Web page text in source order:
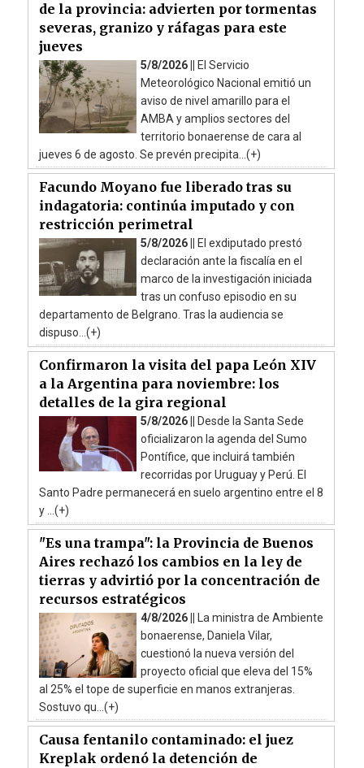
de la provincia: advierten por tormentas
severas, granizo y ráfagas para este
jueves
5/8/2026 ||
El Servicio
Meteorológico Nacional emitió un
aviso de nivel amarillo para el
AMBA y amplios sectores del
territorio bonaerense de cara al
jueves 6 de agosto. Se prevén precipita...(+)
Facundo Moyano fue liberado tras su
indagatoria: continúa imputado y con
restricción perimetral
5/8/2026 ||
El exdiputado prestó
declaración ante la fiscalía en el
marco de la investigación iniciada
tras un confuso episodio en su
departamento de Belgrano. Tras la audiencia se
dispuso...(+)
Confirmaron la visita del papa León XIV
a la Argentina para noviembre: los
detalles de la gira regional
5/8/2026 ||
Desde la Santa Sede
oficializaron la agenda del Sumo
Pontífice, que incluirá también
recorridas por Uruguay y Perú. El
Santo Padre permanecerá en suelo argentino entre el 8
y ...(+)
"Es una trampa": la Provincia de Buenos
Aires rechazó los cambios en la ley de
tierras y advirtió por la concentración de
recursos estratégicos
4/8/2026 ||
La ministra de Ambiente
bonaerense, Daniela Vilar,
cuestionó la nueva versión del
proyecto oficial que eleva del 15%
al 25% el tope de superficie en manos extranjeras.
Sostuvo qu...(+)
Causa fentanilo contaminado: el juez
Kreplak ordenó la detención de